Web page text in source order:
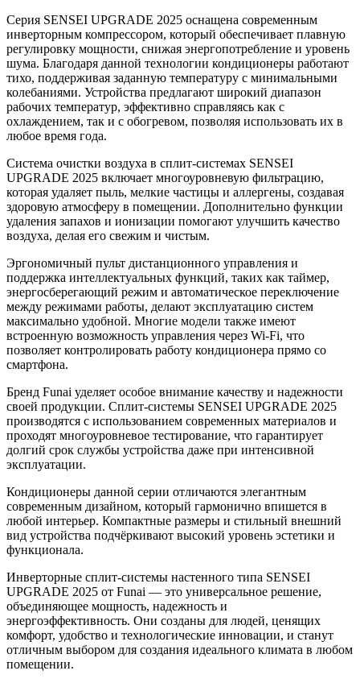
Серия SENSEI UPGRADE 2025 оснащена современным
инверторным компрессором, который обеспечивает плавную
регулировку мощности, снижая энергопотребление и уровень
шума. Благодаря данной технологии кондиционеры работают
тихо, поддерживая заданную температуру с минимальными
колебаниями. Устройства предлагают широкий диапазон
рабочих температур, эффективно справляясь как с
охлаждением, так и с обогревом, позволяя использовать их в
любое время года.
Система очистки воздуха в сплит-системах SENSEI
UPGRADE 2025 включает многоуровневую фильтрацию,
которая удаляет пыль, мелкие частицы и аллергены, создавая
здоровую атмосферу в помещении. Дополнительно функции
удаления запахов и ионизации помогают улучшить качество
воздуха, делая его свежим и чистым.
Эргономичный пульт дистанционного управления и
поддержка интеллектуальных функций, таких как таймер,
энергосберегающий режим и автоматическое переключение
между режимами работы, делают эксплуатацию систем
максимально удобной. Многие модели также имеют
встроенную возможность управления через Wi-Fi, что
позволяет контролировать работу кондиционера прямо со
смартфона.
Бренд Funai уделяет особое внимание качеству и надежности
своей продукции. Сплит-системы SENSEI UPGRADE 2025
производятся с использованием современных материалов и
проходят многоуровневое тестирование, что гарантирует
долгий срок службы устройства даже при интенсивной
эксплуатации.
Кондиционеры данной серии отличаются элегантным
современным дизайном, который гармонично впишется в
любой интерьер. Компактные размеры и стильный внешний
вид устройства подчёркивают высокий уровень эстетики и
функционала.
Инверторные сплит-системы настенного типа SENSEI
UPGRADE 2025 от Funai — это универсальное решение,
объединяющее мощность, надежность и
энергоэффективность. Они созданы для людей, ценящих
комфорт, удобство и технологические инновации, и станут
отличным выбором для создания идеального климата в любом
помещении.